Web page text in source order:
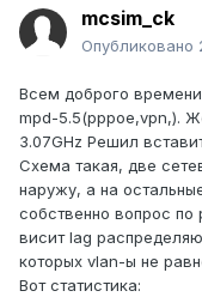
mcsim_ck
Опубликовано
Всем доброго времени
mpd-5.5(pppoe,vpn,).
3.07GHz Решил
Схема такая, две
наружу, а на
собственно вопрос
висит lag
которых vlan-ы не
Вот статистика: